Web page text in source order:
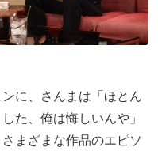
に、さんまは「ほとん
た、俺は悔しいんや」
まざまな作品のエピソ